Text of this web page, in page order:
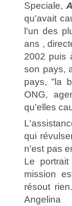
Speciale,
qu'avait
l'un des
ans ,
2002 puis
son pays,
pays, "la
ONG,
qu'elles
qui
n'est pas
Le
mission
résout